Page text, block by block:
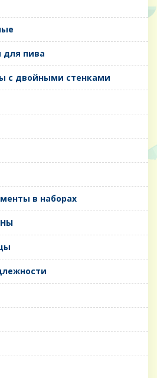
пива
с двойными стенками
в наборах